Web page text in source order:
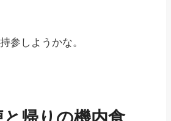
参しようかな。